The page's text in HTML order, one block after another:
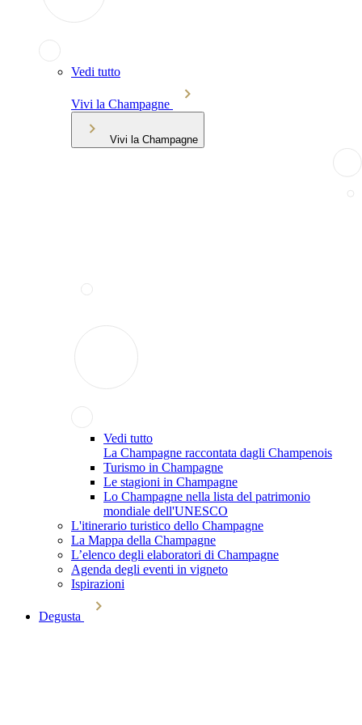
Vedi tutto
Vivi la Champagne
Vivi la Champagne
Vedi tutto
La Champagne raccontata dagli Champenois
Turismo in Champagne
Le stagioni in Champagne
Lo Champagne nella lista del patrimonio
mondiale dell'UNESCO
L'itinerario turistico dello Champagne
La Mappa della Champagne
L’elenco degli elaboratori di Champagne
Agenda degli eventi in vigneto
Ispirazioni
Degusta